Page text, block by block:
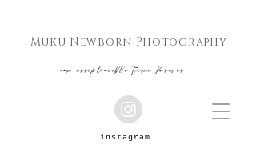
Muku Newborn Photography
​an irreplaceble time forever
​instagram